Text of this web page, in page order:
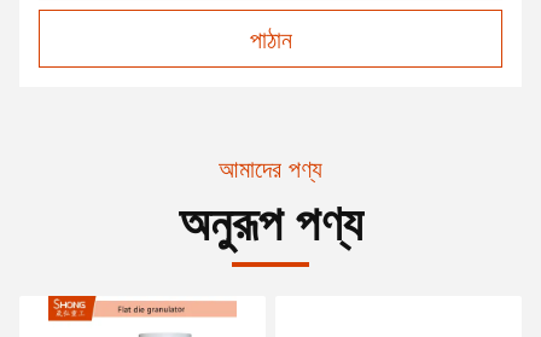
পাঠান
আমাদের পণ্য
অনুরূপ পণ্য